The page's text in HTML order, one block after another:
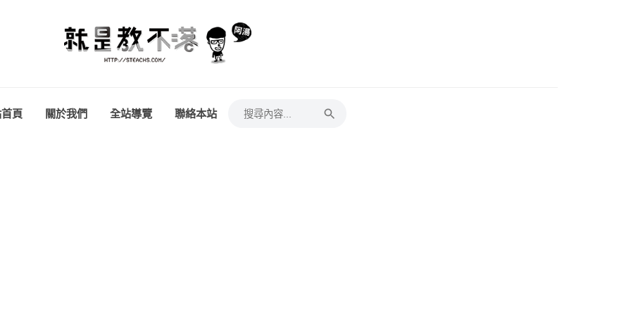
頁 關於我們 全站導覽 聯絡本站